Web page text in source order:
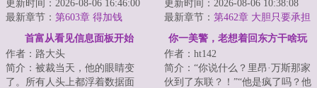
一家破产川菜馆。跷脚牛肉、夫
妻肺片、麻婆豆...
更新时间：2026-08-06 16:46:00
最新章节： 第603章 得加钱
的高中成绩并不理想”，无奈之
下，只能弃文...
更新时间：2026-08-06 10:38:08
最新章节： 第462章 大胆只要承担
风险
首富从看见信息面板开始
作者：路大头
简介：被裁当天，他的眼睛变
了。所有人头上都浮着数据面
你一美警，老想着回东方干啥玩
作者：ht142
简介：“你说什么？里昂·万斯那家
伙到了东联？！”“他是疯了吗？他